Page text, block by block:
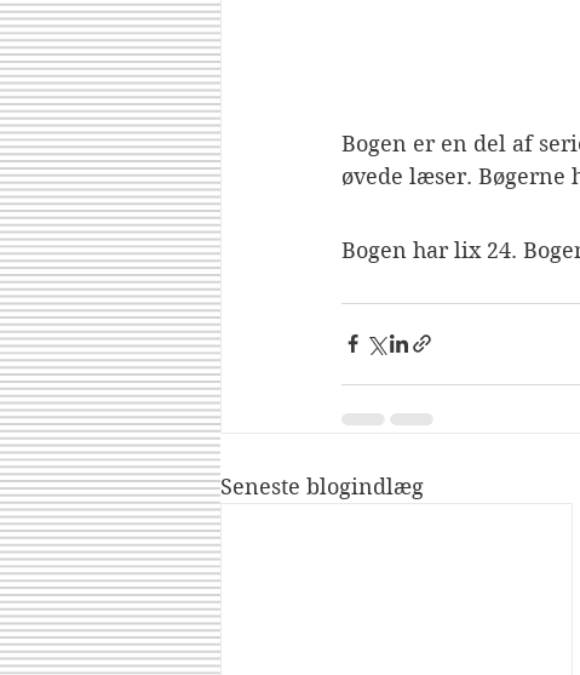
Bogen er en del af
øvede læser. Bøgerne
Bogen har lix 24.
Seneste blogindlæg